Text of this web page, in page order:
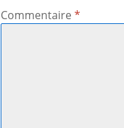
Commentaire*